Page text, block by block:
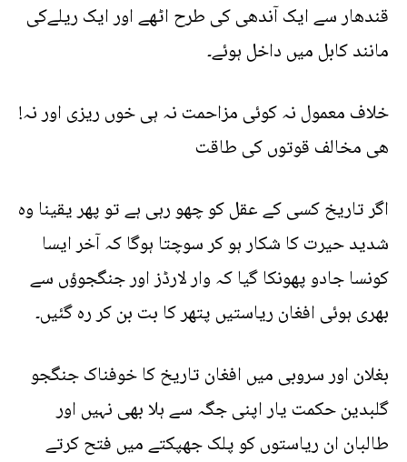
قندھار سے ایک آندھی کی طرح اٹھے اور ایک ریلےکی
مانند کابل میں داخل ہوئے۔
!خلاف معمول نہ کوئی مزاحمت نہ ہی خوں ریزی اور نہ
ھی مخالف قوتوں کی طاقت
اگر تاریخ کسی کے عقل کو چھو رہی ہے تو پھر یقینا وہ
شدید حیرت کا شکار ہو کر سوچتا ہوگا کہ آخر ایسا
کونسا جادو پھونکا گیا کہ وار لارڈز اور جنگجوؤں سے
بھری ہوئی افغان ریاستیں پتھر کا بت بن کر رہ گئیں۔
بغلان اور سروبی میں افغان تاریخ کا خوفناک جنگجو
گلبدین حکمت یار اپنی جگہ سے ہلا بھی نہیں اور
طالبان ان ریاستوں کو پلک جھپکتے میں فتح کرتے